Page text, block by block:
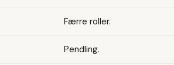
Færre roller.
Pendling.